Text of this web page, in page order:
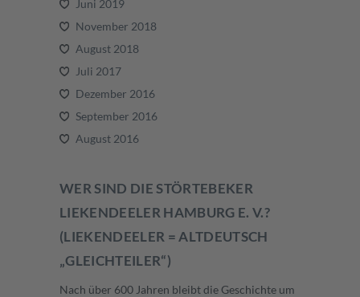
Juni 2019
November 2018
August 2018
Juli 2017
Dezember 2016
September 2016
August 2016
WER SIND DIE STÖRTEBEKER
LIEKENDEELER HAMBURG E. V.?
(LIEKENDEELER = ALTDEUTSCH
„GLEICHTEILER“)
Nach über 600 Jahren bleibt die Geschichte um